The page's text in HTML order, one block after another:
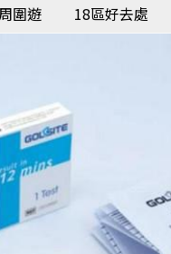
圍遊 18區好去處